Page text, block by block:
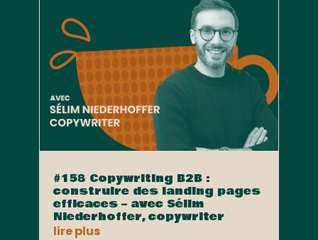
#158 Copywriting B2B :
construire des landing pages
efficaces – avec Sélim
Niederhoffer, copywriter
lire plus